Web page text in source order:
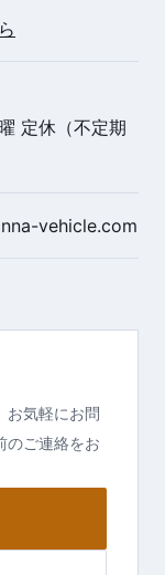
定休（不定期
vehicle.com
お気軽にお問
のご連絡をお